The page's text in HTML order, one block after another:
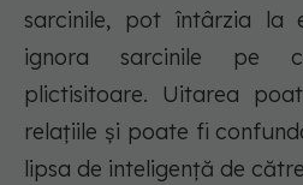
sarcinile, pot întârzia la
ignora sarcinile pe
plictisitoare. Uitarea
relațiile și poate fi
lipsa de inteligență de